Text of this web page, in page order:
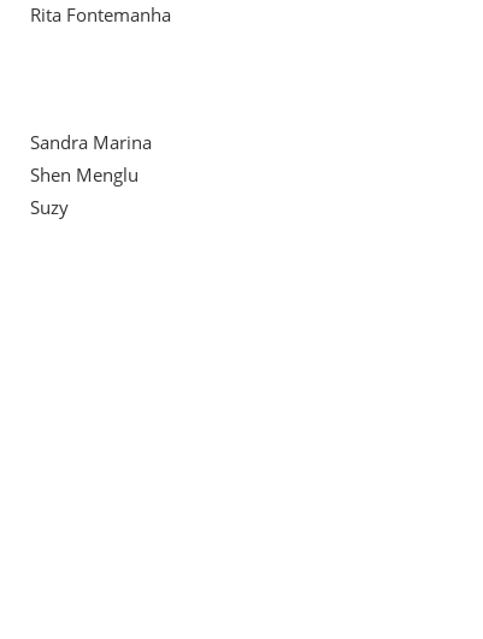
Rita Fontemanha
Sandra Marina
Shen Menglu
Suzy